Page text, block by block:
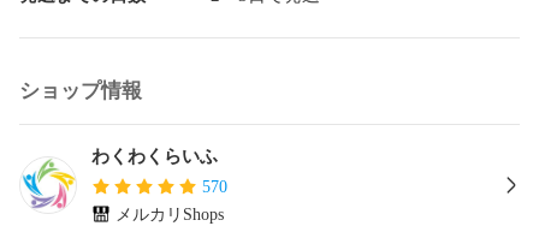
３）長いご使用で油馴染みと焦げ付き防止にも○
使い込めば使い込むほど油なじみが良く、焦げ付きにくくな
り、長く使うほど愛着がわきます。
４）持ちやすい！六角グリップを開発！
持ちやすさを追求した六角グリップを開発。材質はブナ、ウ
ショップ情報
わくわくらいふ
570
メルカリShops